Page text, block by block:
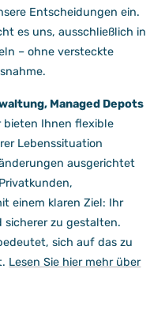
Entscheidungen ein.
es uns, ausschließlich in
– ohne versteckte
Managed Depots
bieten Ihnen flexible
Lebenssituation
ausgerichtet
einem klaren Ziel: Ihr
sicherer zu gestalten.
sich auf das zu
Lesen Sie hier mehr über